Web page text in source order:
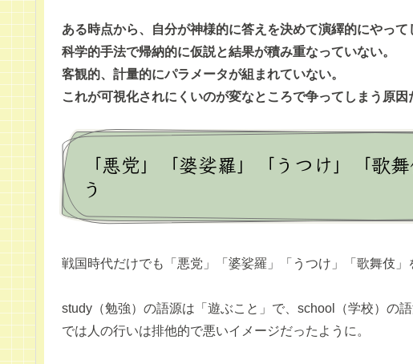
ある時点から、自分が神様的に答えを決めて演繹的にやって
科学的手法で帰納的に仮説と結果が積み重なっていない。
客観的、計量的にパラメータが組まれていない。
これが可視化されにくいのが変なところで争ってしまう原因
「悪党」「婆娑羅」「うつけ」「歌
う
戦国時代だけでも「悪党」「婆娑羅」「うつけ」「歌舞伎」
study（勉強）の語源は「遊ぶこと」で、school（学校）の
では人の行いは排他的で悪いイメージだったように。